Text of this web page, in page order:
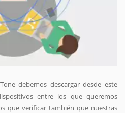
debemos descargar desde este
entre los que queremos
que verificar también que nuestras